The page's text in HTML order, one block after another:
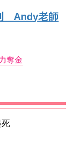
Andy老師
奪金